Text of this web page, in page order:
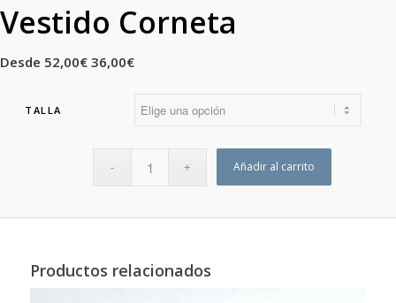
Vestido Corneta
Desde 52,00€ 36,00€
TALLA
Añadir al carrito
Productos relacionados